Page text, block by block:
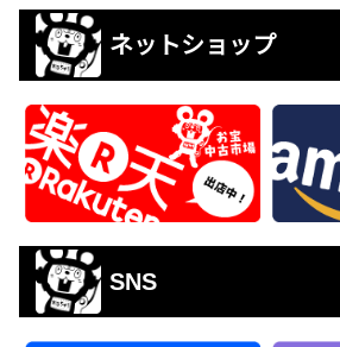
ネットショップ
SNS